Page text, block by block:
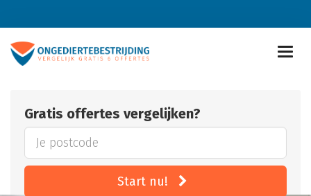
Gratis offertes vergelijken?
Start nu!